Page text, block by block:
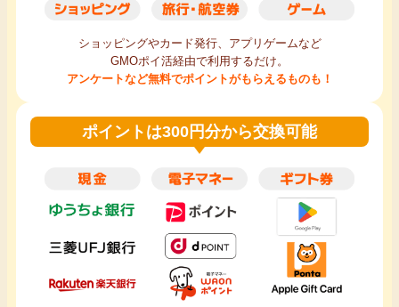
ショッピングやカード発行、アプリゲームなど
GMOポイ活経由で利用するだけ。
アンケートなど無料でポイントがもらえるものも！
ポイントは300円分から交換可能